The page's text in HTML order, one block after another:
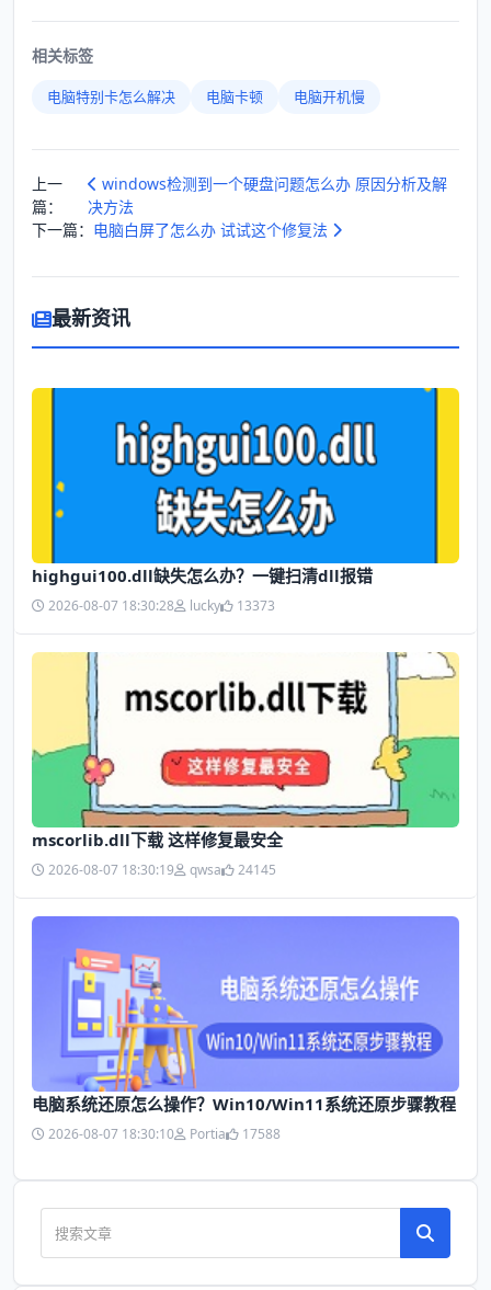
相关标签
电脑特别卡怎么解决 电脑卡顿 电脑开机慢
上一
篇：
windows检测到一个硬盘问题怎么办 原因分析及解
决方法
下一篇： 电脑白屏了怎么办 试试这个修复法
最新资讯
highgui100.dll缺失怎么办？一键扫清dll报错
2026-08-07 18:30:28 lucky 13373
mscorlib.dll下载 这样修复最安全
2026-08-07 18:30:19 qwsa 24145
电脑系统还原怎么操作？Win10/Win11系统还原步骤教程
2026-08-07 18:30:10 Portia 17588